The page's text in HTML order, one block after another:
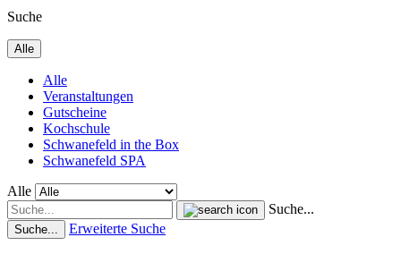
Suche
Alle
Alle
Veranstaltungen
Gutscheine
Kochschule
Schwanefeld in the Box
Schwanefeld SPA
Alle
Suche...
Suche... Erweiterte Suche